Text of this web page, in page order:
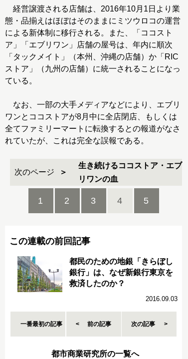
経営譲渡される店舗は、2016年10月1日より業
態・品揃えはほぼはそのままにミツウロコの運営
による新体制に移行される。また、「ココスト
ア」「エブリワン」店舗の屋号は、年内に順次
「タックメイト」（本州、沖縄の店舗）か「RIC
ストア」（九州の店舗）に統一されることになっ
ている。
なお、一部の大手メディアなどにより、エブリ
ワンとココストアが8月中に全店閉店、もしくは
全てファミリーマートに転換するとの報道がなさ
れていたが、これは完全な誤報である。
次のページ
生き続けるココストア・エブ
リワンの血
1 2 3 4 5
この連載の前回記事
都民のための地銀「きらぼし
銀行」は、なぜ新銀行東京を
救済したのか？
2016.09.03
一番最初の記事 前の記事 次の記事
都市商業研究所の一覧へ